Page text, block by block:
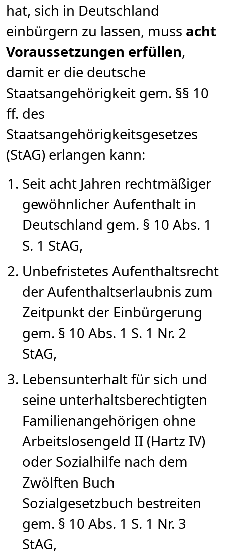
hat, sich in Deutschland
einbürgern zu lassen, muss acht
Voraussetzungen erfüllen,
damit er die deutsche
Staatsangehörigkeit gem. §§ 10
ff. des
Staatsangehörigkeitsgesetzes
(StAG) erlangen kann:
Seit acht Jahren rechtmäßiger
gewöhnlicher Aufenthalt in
Deutschland gem. § 10 Abs. 1
S. 1 StAG,
Unbefristetes Aufenthaltsrecht
der Aufenthaltserlaubnis zum
Zeitpunkt der Einbürgerung
gem. § 10 Abs. 1 S. 1 Nr. 2
StAG,
Lebensunterhalt für sich und
seine unterhaltsberechtigten
Familienangehörigen ohne
Arbeitslosengeld II (Hartz IV)
oder Sozialhilfe nach dem
Zwölften Buch
Sozialgesetzbuch bestreiten
gem. § 10 Abs. 1 S. 1 Nr. 3
StAG,